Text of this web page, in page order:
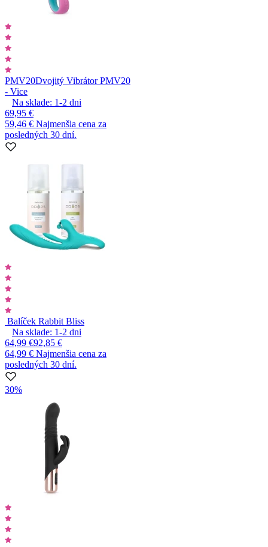
PMV20Dvojitý Vibrátor PMV20
- Vice
Na sklade: 1-2 dni
69,95 €
59,46 € Najmenšia cena za
posledných 30 dní.
Balíček Rabbit Bliss
Na sklade: 1-2 dni
64,99 €92,85 €
64,99 € Najmenšia cena za
posledných 30 dní.
30%